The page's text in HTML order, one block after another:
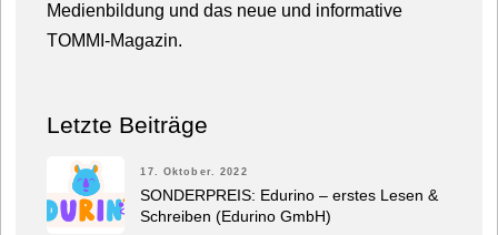
Medienbildung und das neue und informative
TOMMI-Magazin.
Letzte Beiträge
17. Oktober. 2022
SONDERPREIS: Edurino – erstes Lesen &
Schreiben (Edurino GmbH)